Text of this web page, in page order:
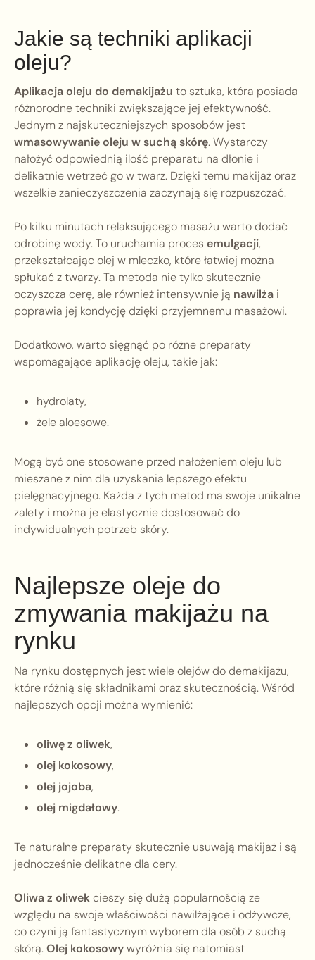
Jakie są techniki aplikacji
oleju?
Aplikacja oleju do demakijażu to sztuka, która posiada
różnorodne techniki zwiększające jej efektywność.
Jednym z najskuteczniejszych sposobów jest
wmasowywanie oleju w suchą skórę. Wystarczy
nałożyć odpowiednią ilość preparatu na dłonie i
delikatnie wetrzeć go w twarz. Dzięki temu makijaż oraz
wszelkie zanieczyszczenia zaczynają się rozpuszczać.
Po kilku minutach relaksującego masażu warto dodać
odrobinę wody. To uruchamia proces emulgacji,
przekształcając olej w mleczko, które łatwiej można
spłukać z twarzy. Ta metoda nie tylko skutecznie
oczyszcza cerę, ale również intensywnie ją nawilża i
poprawia jej kondycję dzięki przyjemnemu masażowi.
Dodatkowo, warto sięgnąć po różne preparaty
wspomagające aplikację oleju, takie jak:
hydrolaty,
żele aloesowe.
Mogą być one stosowane przed nałożeniem oleju lub
mieszane z nim dla uzyskania lepszego efektu
pielęgnacyjnego. Każda z tych metod ma swoje unikalne
zalety i można je elastycznie dostosować do
indywidualnych potrzeb skóry.
Najlepsze oleje do
zmywania makijażu na
rynku
Na rynku dostępnych jest wiele olejów do demakijażu,
które różnią się składnikami oraz skutecznością. Wśród
najlepszych opcji można wymienić:
oliwę z oliwek,
olej kokosowy,
olej jojoba,
olej migdałowy.
Te naturalne preparaty skutecznie usuwają makijaż i są
jednocześnie delikatne dla cery.
Oliwa z oliwekcieszy się dużą popularnością ze
względu na swoje właściwości nawilżające i odżywcze,
co czyni ją fantastycznym wyborem dla osób z suchą
skórą.Olej kokosowywyróżnia się natomiast